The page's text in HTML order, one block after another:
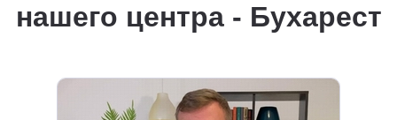
нашего центра - Бухарест